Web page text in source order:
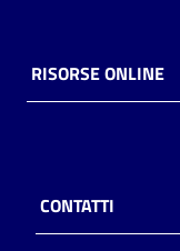
storico
per
RISORSE ONLINE
CONTATTI